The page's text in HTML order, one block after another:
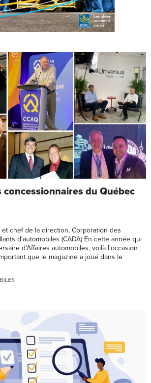
concessionnaires du Québec
chef de la direction, Corporation des
d’automobiles (CADA) En cette année qui
d’Affaires automobiles, voilà l’occasion
que le magazine a joué dans le